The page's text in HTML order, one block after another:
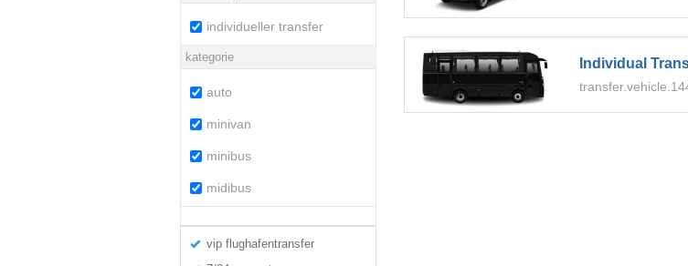
individueller transfer
kategorie
auto
minivan
minibus
midibus
vip flughafentransfer
Individual